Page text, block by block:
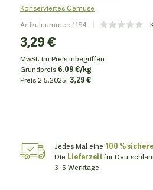
Konserviertes Gemüse
Artikelnummer: 1184
3,29 €
MwSt. im Preis inbegriffen
Grundpreis 6.09 €/kg
Preis 2.5.2025: 3,29 €
Jedes Mal eine 100 %
Die Lieferzeitfür
3–5 Werktage.